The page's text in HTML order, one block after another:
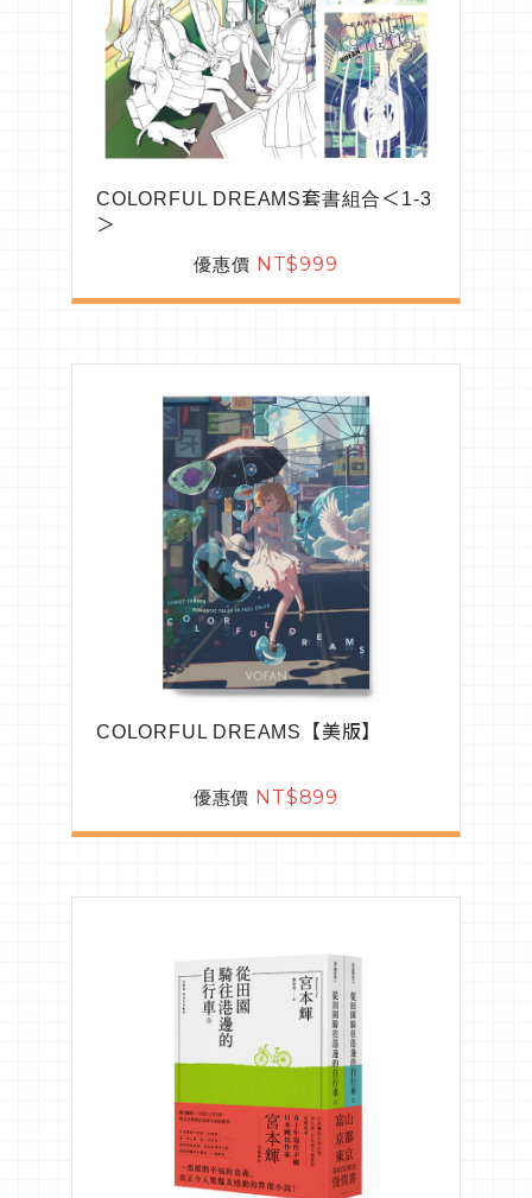
COLORFUL DREAMS套書組合＜1-3
＞
優惠價 NT$999
COLORFUL DREAMS【美版】
優惠價 NT$899